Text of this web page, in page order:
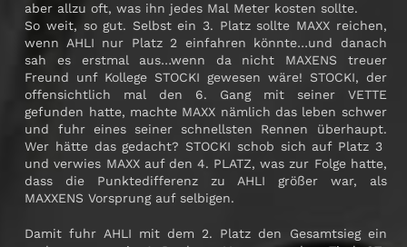
aber allzu oft, was ihn jedes Mal Meter kosten sollte.
So weit, so gut. Selbst ein 3. Platz sollte MAXX reichen,
wenn AHLI nur Platz 2 einfahren könnte…und danach
sah es erstmal aus…wenn da nicht MAXENS treuer
Freund unf Kollege STOCKI gewesen wäre! STOCKI, der
offensichtlich mal den 6. Gang mit seiner VETTE
gefunden hatte, machte MAXX nämlich das leben schwer
und fuhr eines seiner schnellsten Rennen überhaupt.
Wer hätte das gedacht? STOCKI schob sich auf Platz 3
und verwies MAXX auf den 4. PLATZ, was zur Folge hatte,
dass die Punktedifferenz zu AHLI größer war, als
MAXXENS Vorsprung auf selbigen.
Damit fuhr AHLI mit dem 2. Platz den Gesamtsieg ein